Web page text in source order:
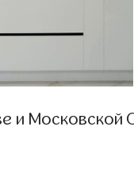
и Московской